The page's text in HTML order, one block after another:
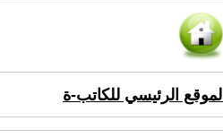
الموقع الرئيسي للكاتب-ة